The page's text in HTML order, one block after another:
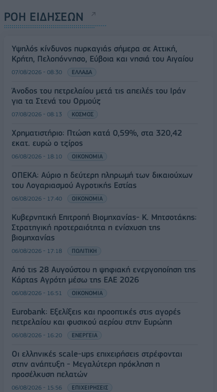
ΡΟΗ ΕΙΔΗΣΕΩΝ
Υψηλός κίνδυνος πυρκαγιάς σήμερα σε Αττική,
Κρήτη, Πελοπόννησο, Εύβοια και νησιά του Αιγαίου
07/08/2026 - 08:30 ΕΛΛΑΔΑ
Άνοδος του πετρελαίου μετά τις απειλές του Ιράν
για τα Στενά του Ορμούζ
07/08/2026 - 08:13 ΚΟΣΜΟΣ
Χρηματιστήριο: Πτώση κατά 0,59%, στα 320,42
εκατ. ευρώ ο τζίρος
06/08/2026 - 18:10 ΟΙΚΟΝΟΜΙΑ
ΟΠΕΚΑ: Αύριο η δεύτερη πληρωμή των δικαιούχων
του Λογαριασμού Αγροτικής Εστίας
06/08/2026 - 17:40 ΟΙΚΟΝΟΜΙΑ
Κυβερνητική Επιτροπή Βιομηχανίας- Κ. Μητσοτάκης:
Στρατηγική προτεραιότητα η ενίσχυση της
βιομηχανίας
06/08/2026 - 17:18 ΠΟΛΙΤΙΚΗ
Από τις 28 Αυγούστου η ψηφιακή ενεργοποίηση της
Κάρτας Αγρότη μέσω της ΕΑΕ 2026
06/08/2026 - 16:51 ΟΙΚΟΝΟΜΙΑ
Eurobank: Εξελίξεις και προοπτικές στις αγορές
πετρελαίου και φυσικού αερίου στην Ευρώπη
06/08/2026 - 16:20 ΕΝΕΡΓΕΙΑ
Οι ελληνικές scale-ups επιχειρήσεις στρέφονται
στην ανάπτυξη - Μεγαλύτερη πρόκληση η
προσέλκυση πελατών
06/08/2026 - 15:56 ΕΠΙΧΕΙΡΗΣΕΙΣ